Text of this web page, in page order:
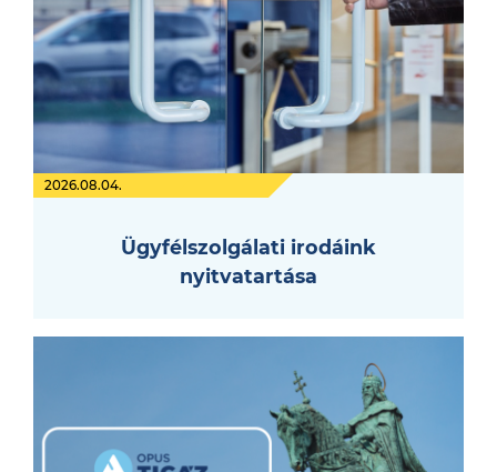
2026.08.04.
Ügyfélszolgálati irodáink
nyitvatartása